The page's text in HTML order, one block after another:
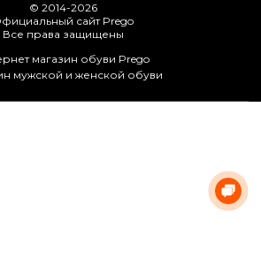
© 2014-2026
сайт Prego
Все права защищены
магазин обуви Prego
мужской и женской обуви